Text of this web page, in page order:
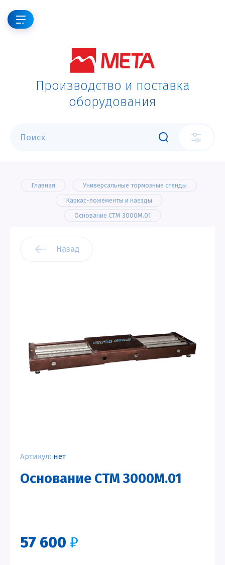
Производство и поставка
оборудования
Главная
Универсальные тормозные стенды
Каркас-ложементы и наезды
Основание СТМ 3000М.01
Назад
Артикул: нет
Основание СТМ 3000М.01
57 600 ₽